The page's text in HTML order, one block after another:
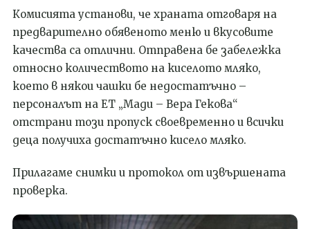
Комисията установи, че храната отговаря на
предварително обявеното меню и вкусовите
качества са отлични. Отправена бе забележка
относно количеството на киселото мляко,
което в някои чашки бе недостатъчно –
персоналът на ЕТ „Мади – Вера Гекова“
отстрани този пропуск своевременно и всички
деца получиха достатъчно кисело мляко.
Прилагаме снимки и протокол от извършената
проверка.